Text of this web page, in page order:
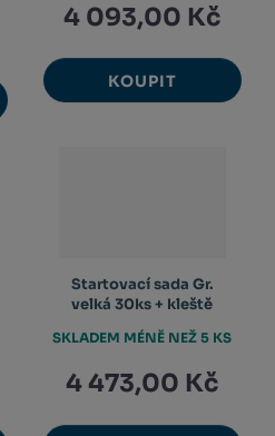
4 093,00 Kč
KOUPIT
Startovací sada Gr.
velká 30ks + kleště
4 473,00 Kč
SKLADEM MÉNĚ NEŽ 5 KS